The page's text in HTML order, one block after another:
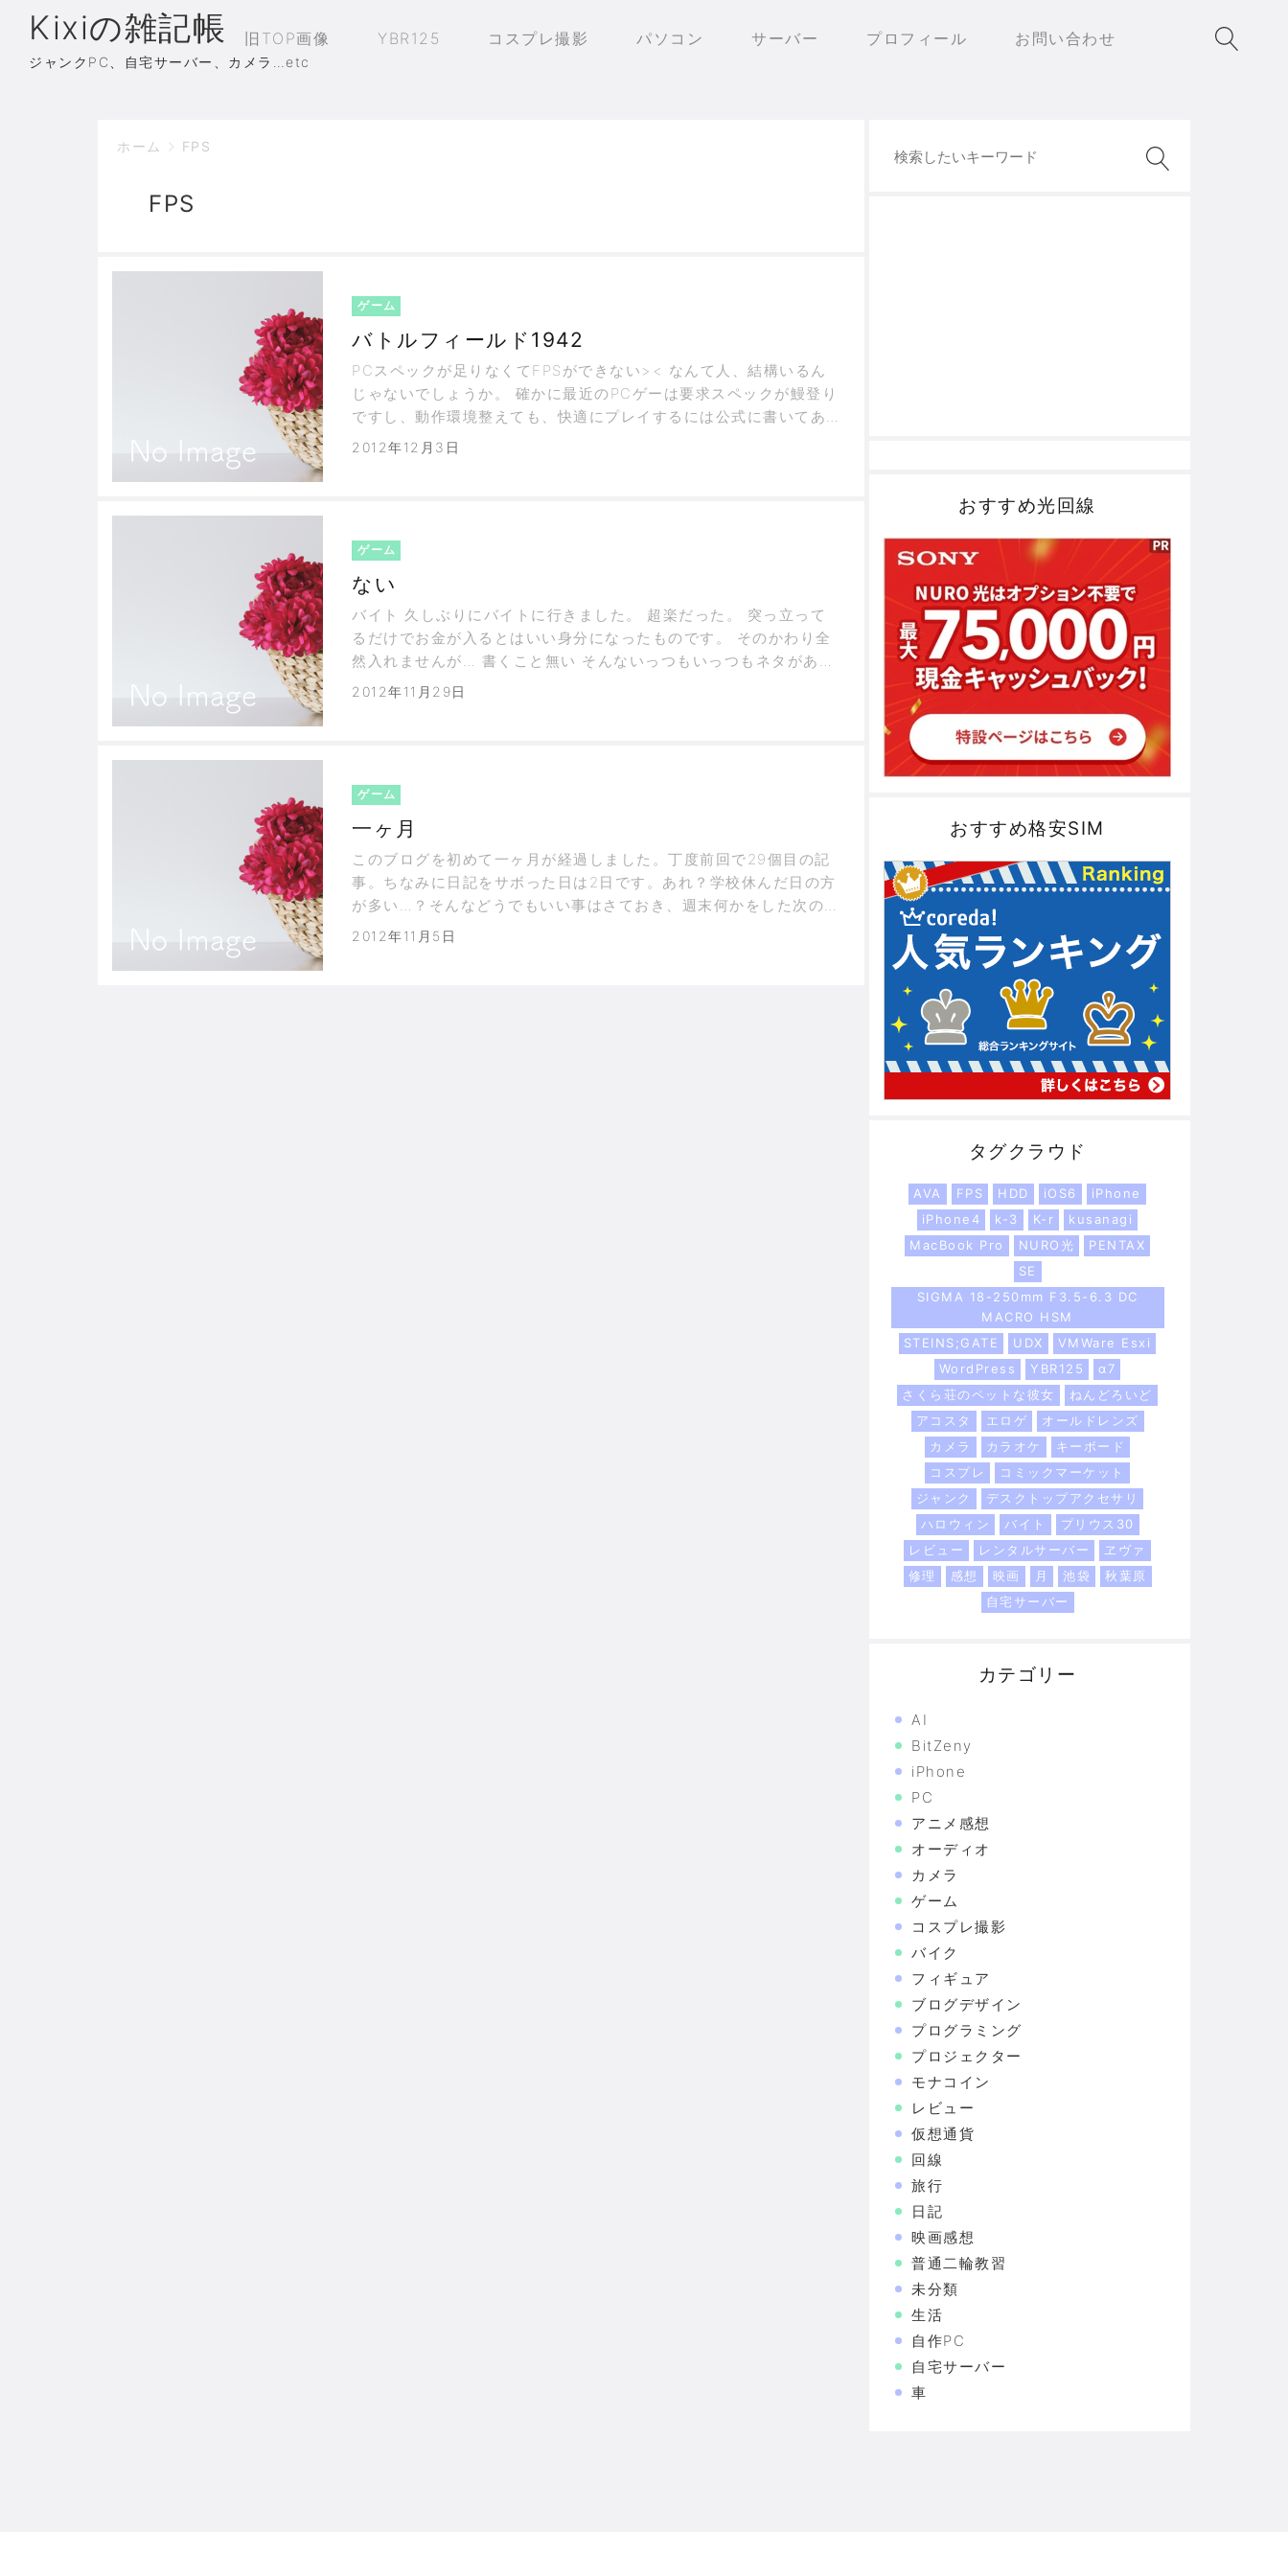
Kixiの雑記帳
ジャンクPC、自宅サーバー、カメラ…etc
旧TOP画像 YBR125 コスプレ撮影 パソコン サーバー プロフィール お問い合わせ
ホーム FPS
FPS
ゲーム
バトルフィールド1942
PCスペックが足りなくてFPSができない>< なんて人、結構いるん
じゃないでしょうか。 確かに最近のPCゲーは要求スペックが鰻登り
ですし、動作環境整えても、快適にプレイするには公式に書いてあ
るよりももっと上の…
2012年12月3日
ゲーム
ない
バイト 久しぶりにバイトに行きました。 超楽だった。 突っ立って
るだけでお金が入るとはいい身分になったものです。 そのかわり全
然入れませんが… 書くこと無い そんないっつもいっつもネタがある
訳でも無く、今日は久しぶりに行…
2012年11月29日
ゲーム
一ヶ月
このブログを初めて一ヶ月が経過しました。丁度前回で29個目の記
事。ちなみに日記をサボった日は2日です。あれ？学校休んだ日の方
が多い…？そんなどうでもいい事はさておき、週末何かをした次の月
曜日の疲労感をお忘れのニート達に告げます。ま
2012年11月5日
おすすめ光回線
おすすめ格安SIM
タグクラウド
AVA FPS HDD iOS6
iPhone
iPhone4
k-3 K-r
kusanagi
MacBook Pro
NURO光
PENTAX
SE
SIGMA 18-250mm F3.5-6.3 DC
MACRO HSM
STEINS;GATE
UDX
VMWare Esxi
WordPress
YBR125
α7
さくら荘のペットな彼女
ねんどろいど
アコスタ
エロゲ
オールドレンズ
カメラ
カラオケ
キーボード
コスプレ
コミックマーケット
ジャンク
デスクトップアクセサリ
ハロウィン
バイト
プリウス30
レビュー
レンタルサーバー
ヱヴァ
修理
感想 映画 月 池袋
秋葉原
自宅サーバー
カテゴリー
AI
BitZeny
iPhone
PC
アニメ感想
オーディオ
カメラ
ゲーム
コスプレ撮影
バイク
フィギュア
ブログデザイン
プログラミング
プロジェクター
モナコイン
レビュー
仮想通貨
回線
旅行
日記
映画感想
普通二輪教習
未分類
生活
自作PC
自宅サーバー
車